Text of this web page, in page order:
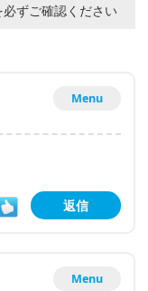
必ずご確認ください
Menu
返信
Menu